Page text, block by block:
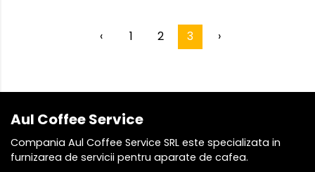
‹ 1 2 3 ›
Aul Coffee Service
Compania Aul Coffee Service SRL este specializata in
furnizarea de servicii pentru aparate de cafea.